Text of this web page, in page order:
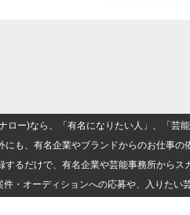
ロー)なら、「有名になりたい人」、「芸
にも、有名企業やブランドからのお仕事
するだけで、有名企業や芸能事務所からス
・オーディションへの応募や、入りたい